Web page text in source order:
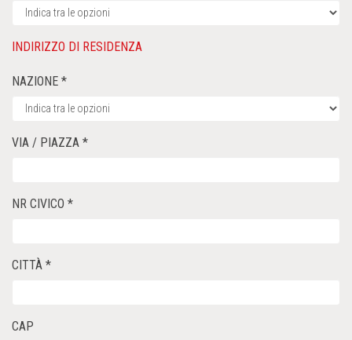
INDIRIZZO DI RESIDENZA
NAZIONE *
VIA / PIAZZA *
NR CIVICO *
CITTÀ *
CAP